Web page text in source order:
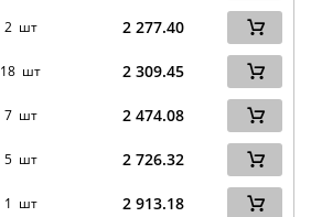
2 шт 2 277.40
18 шт 2 309.45
7 шт 2 474.08
5 шт 2 726.32
1 шт 2 913.18